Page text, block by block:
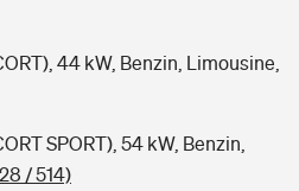
44 kW, Benzin, Limousine,
SPORT), 54 kW, Benzin,
/ 514)